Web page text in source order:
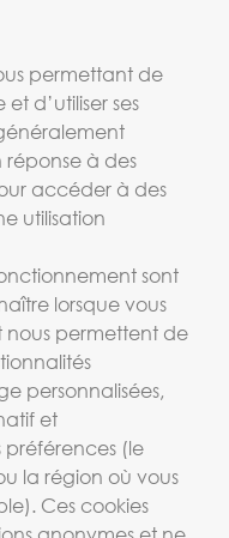
permettant de
d’utiliser ses
réponse à des
accéder à des
utilisation
sont
lorsque vous
nous permettent de
personnalisées,
et
préférences (le
la région où vous
Ces cookies